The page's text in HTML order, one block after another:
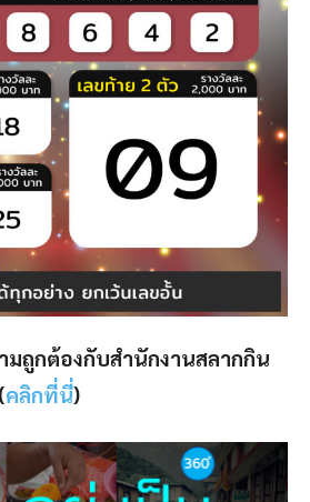
ถูกต้องกับสำนักงานสลากกิน
คลิกที่นี่)